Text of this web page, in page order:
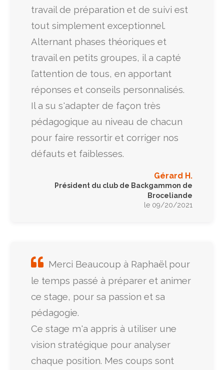
travail de préparation et de suivi est
tout simplement exceptionnel.
Alternant phases théoriques et
travail en petits groupes, il a capté
l’attention de tous, en apportant
réponses et conseils personnalisés.
Il a su s'adapter de façon très
pédagogique au niveau de chacun
pour faire ressortir et corriger nos
défauts et faiblesses.
Gérard H.
Président du club de Backgammon de
Broceliande
le 09/20/2021
Merci Beaucoup à Raphaël pour
le temps passé à préparer et animer
ce stage, pour sa passion et sa
pédagogie.
Ce stage m'a appris à utiliser une
vision stratégique pour analyser
chaque position. Mes coups sont